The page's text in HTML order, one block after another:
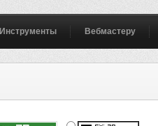
Инструменты Вебмастеру